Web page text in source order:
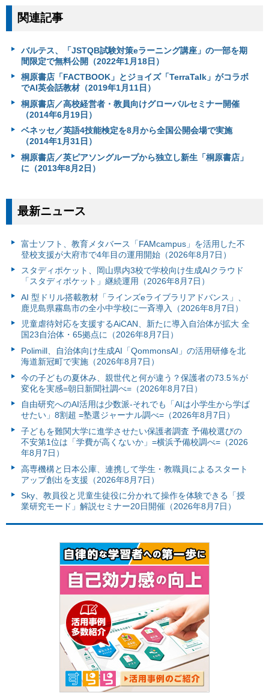
関連記事
バルテス、「JSTQB試験対策eラーニング講座」の一部を期
間限定で無料公開（2022年1月18日）
桐原書店「FACTBOOK」とジョイズ「TerraTalk」がコラボ
でAI英会話教材（2019年1月11日）
桐原書店／高校経営者・教員向けグローバルセミナー開催
（2014年6月19日）
ベネッセ／英語4技能検定を8月から全国公開会場で実施
（2014年1月31日）
桐原書店／英ピアソングループから独立し新生「桐原書店」
に（2013年8月2日）
最新ニュース
富⼠ソフト、教育メタバース「FAMcampus」を活用した不
登校支援が大府市で4年目の運用開始（2026年8月7日）
スタディポケット、岡山県内3校で学校向け生成AIクラウド
「スタディポケット」継続運用（2026年8月7日）
AI 型ドリル搭載教材「ラインズeライブラリアドバンス」、
鹿児島県霧島市の全小中学校に一斉導入（2026年8月7日）
児童虐待対応を支援するAiCAN、新たに導入自治体が拡大 全
国23自治体・65拠点に（2026年8月7日）
Polimill、自治体向け生成AI「QommonsAI」の活用研修を北
海道新冠町で実施（2026年8月7日）
今の子どもの夏休み、親世代と何が違う？保護者の73.5％が
変化を実感=朝日新聞社調べ=（2026年8月7日）
自由研究へのAI活用は少数派-それでも「AIは小学生から学ば
せたい」8割超 =塾選ジャーナル調べ=（2026年8月7日）
子どもを難関大学に進学させたい保護者調査 予備校選びの
不安第1位は「学費が高くないか」=横浜予備校調べ=（2026
年8月7日）
高専機構と日本公庫、連携して学生・教職員によるスタート
アップ創出を支援（2026年8月7日）
Sky、教員役と児童生徒役に分かれて操作を体験できる「授
業研究モード」解説セミナー20日開催（2026年8月7日）